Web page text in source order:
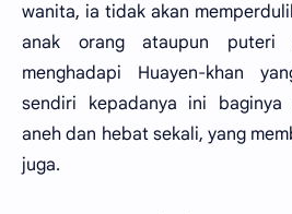
wanita, ia tidak akan
anak orang ataupun puteri
menghadapi Huayen-khan
sendiri kepadanya ini baginya
aneh dan hebat sekali, yang
juga.